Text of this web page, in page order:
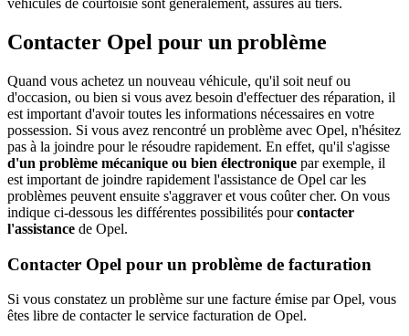
véhicules de courtoisie sont généralement, assurés au tiers.
Contacter Opel pour un problème
Quand vous achetez un nouveau véhicule, qu'il soit neuf ou
d'occasion, ou bien si vous avez besoin d'effectuer des réparation, il
est important d'avoir toutes les informations nécessaires en votre
possession. Si vous avez rencontré un problème avec Opel, n'hésitez
pas à la joindre pour le résoudre rapidement. En effet, qu'il s'agisse
d'un problème mécanique ou bien électronique par exemple, il
est important de joindre rapidement l'assistance de Opel car les
problèmes peuvent ensuite s'aggraver et vous coûter cher. On vous
indique ci-dessous les différentes possibilités pourcontacter
l'assistance de Opel.
Contacter Opel pour un problème de facturation
Si vous constatez un problème sur une facture émise par Opel, vous
êtes libre de contacter le service facturation de Opel.